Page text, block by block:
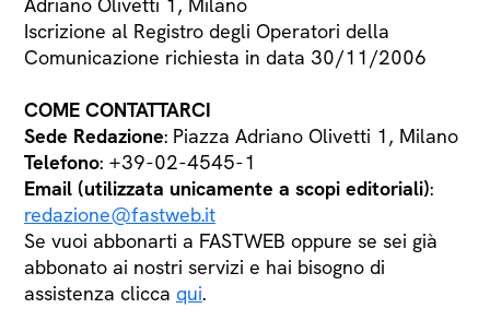
Iscrizione al Registro degli Operatori della
Comunicazione richiesta in data 30/11/2006
COME CONTATTARCI
Sede Redazione: Piazza Adriano Olivetti 1, Milano
Telefono: +39-02-4545-1
Email (utilizzata unicamente a scopi editoriali):
redazione@fastweb.it
Se vuoi abbonarti a FASTWEB oppure se sei già
abbonato ai nostri servizi e hai bisogno di
assistenza clicca qui.